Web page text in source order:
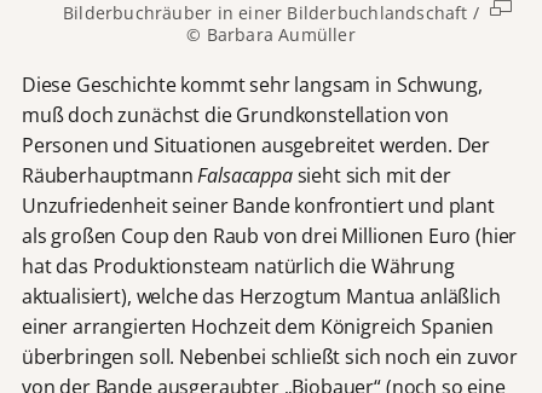
Bilderbuchräuber in einer Bilderbuchlandschaft /
© Barbara Aumüller
Diese Geschichte kommt sehr langsam in Schwung,
muß doch zunächst die Grundkonstellation von
Personen und Situationen ausgebreitet werden. Der
RäuberhauptmannFalsacappasieht sich mit der
Unzufriedenheit seiner Bande konfrontiert und plant
als großen Coup den Raub von drei Millionen Euro (hier
hat das Produktionsteam natürlich die Währung
aktualisiert), welche das Herzogtum Mantua anläßlich
einer arrangierten Hochzeit dem Königreich Spanien
überbringen soll. Nebenbei schließt sich noch ein zuvor
von der Bande ausgeraubter „Biobauer“ (noch so eine